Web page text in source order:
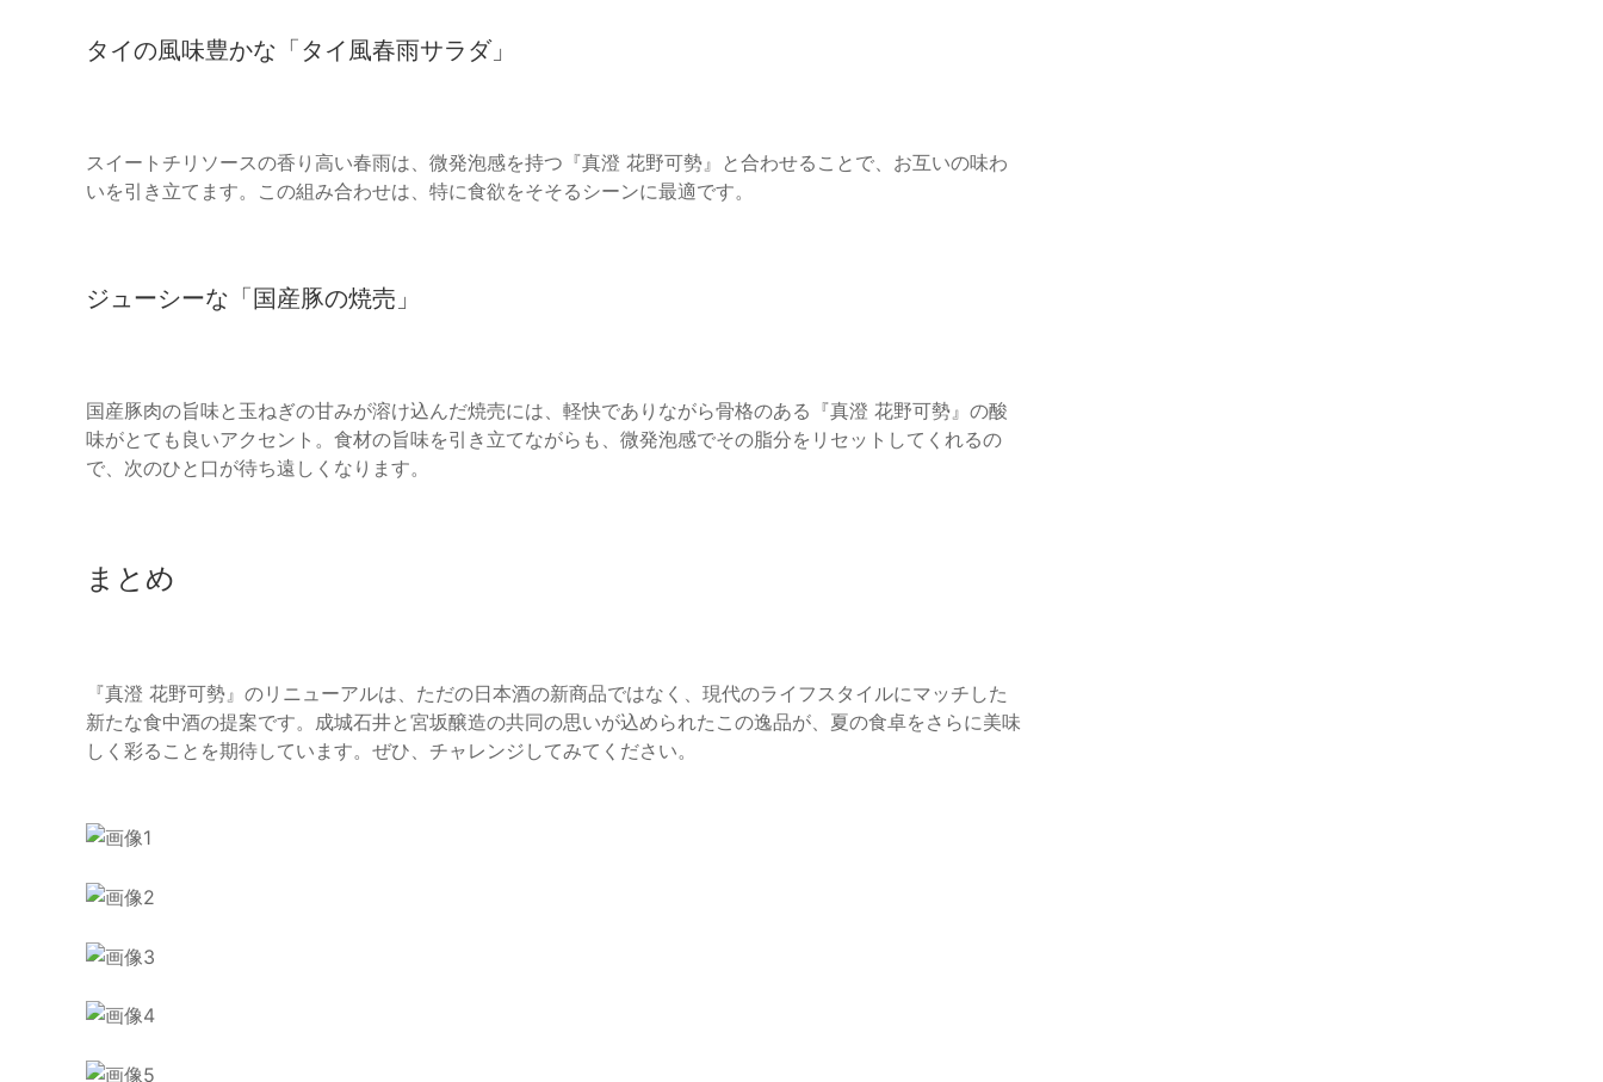
タイの風味豊かな「タイ風春雨サラダ」
スイートチリソースの香り高い春雨は、微発泡感を持つ『真澄 花野可勢』と合わせることで、お互いの味わ
いを引き立てます。この組み合わせは、特に食欲をそそるシーンに最適です。
ジューシーな「国産豚の焼売」
国産豚肉の旨味と玉ねぎの甘みが溶け込んだ焼売には、軽快でありながら骨格のある『真澄 花野可勢』の酸
味がとても良いアクセント。食材の旨味を引き立てながらも、微発泡感でその脂分をリセットしてくれるの
で、次のひと口が待ち遠しくなります。
まとめ
『真澄 花野可勢』のリニューアルは、ただの日本酒の新商品ではなく、現代のライフスタイルにマッチした
新たな食中酒の提案です。成城石井と宮坂醸造の共同の思いが込められたこの逸品が、夏の食卓をさらに美味
しく彩ることを期待しています。ぜひ、チャレンジしてみてください。